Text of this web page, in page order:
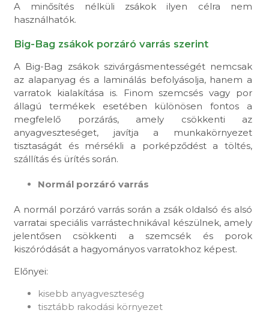
A minősítés nélküli zsákok ilyen célra nem
használhatók.
Big-Bag zsákok porzáró varrás szerint
A Big-Bag zsákok szivárgásmentességét nemcsak
az alapanyag és a laminálás befolyásolja, hanem a
varratok kialakítása is. Finom szemcsés vagy por
állagú termékek esetében különösen fontos a
megfelelő porzárás, amely csökkenti az
anyagveszteséget, javítja a munkakörnyezet
tisztaságát és mérsékli a porképződést a töltés,
szállítás és ürítés során.
Normál porzáró varrás
A normál porzáró varrás során a zsák oldalsó és alsó
varratai speciális varrástechnikával készülnek, amely
jelentősen csökkenti a szemcsék és porok
kiszóródását a hagyományos varratokhoz képest.
Előnyei:
kisebb anyagveszteség
tisztább rakodási környezet